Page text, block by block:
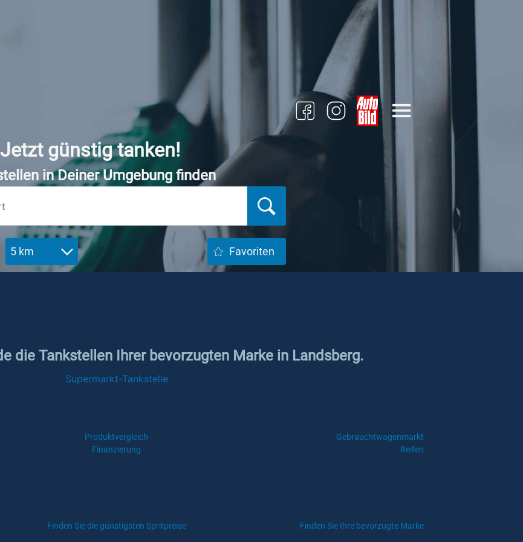
Jetzt günstig tanken!
in Deiner Umgebung finden
5 km Favoriten
die Tankstellen Ihrer bevorzugten Marke in Landsberg.
Supermarkt-Tankstelle
Produktvergleich
Gebrauchtwagenmarkt
Finanzierung
Reifen
Finden Sie die günstigsten Spritpreise Finden Sie Ihre bevorzugte Marke